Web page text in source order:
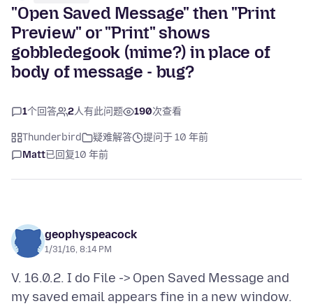
"Open Saved Message" then "Print
Preview" or "Print" shows
gobbledegook (mime?) in place of
body of message - bug?
1个回答 2人有此问题 190次查看
Thunderbird 疑难解答
提问于 10 年前
Matt已回复10 年前
geophyspeacock
1/31/16, 8:14 PM
V. 16.0.2. I do File -> Open Saved Message and
my saved email appears fine in a new window.